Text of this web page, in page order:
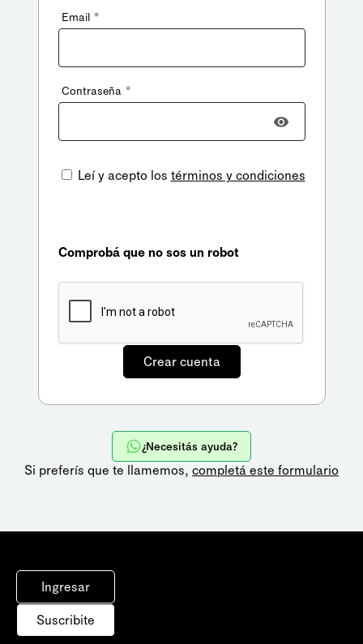
Email *
Contraseña *
Leí y acepto los términos y condiciones
Comprobá que no sos un robot
¿Necesitás ayuda?
Si preferís que te llamemos, completá este formulario
Ingresar
Suscribite